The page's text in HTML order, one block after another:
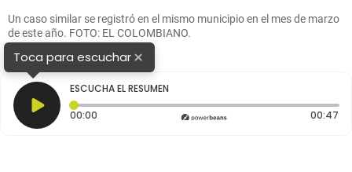
Un caso similar se registró en el mismo municipio en el mes de marzo
de este año. FOTO: EL COLOMBIANO.
Toca para escuchar×
ESCUCHA EL RESUMEN
00:00 Tiempo transcurrido: 0 segundos 00:47